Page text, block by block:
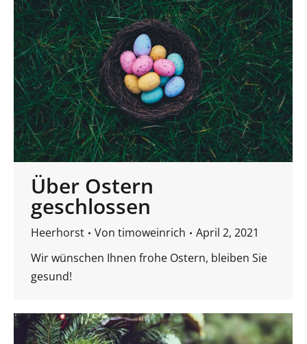
Über Ostern
geschlossen
Heerhorst Von timoweinrich
April 2, 2021
Wir wünschen Ihnen frohe Ostern, bleiben Sie
gesund!